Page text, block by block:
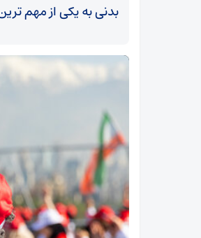
بدنی به یکی از مهم
سرقت از خانه خواهر توسط
دستگیر شد+گفت‌وگو با متهم